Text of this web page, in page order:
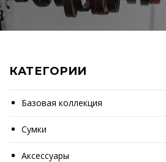
КАТЕГОРИИ
Базовая коллекция
Сумки
Аксессуары